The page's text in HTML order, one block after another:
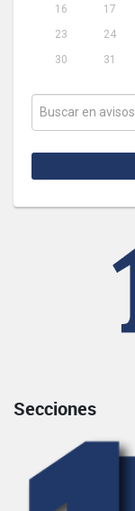
16
17
23
24
30
31
Secciones